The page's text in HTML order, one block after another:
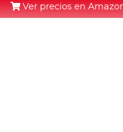
Ver precios en